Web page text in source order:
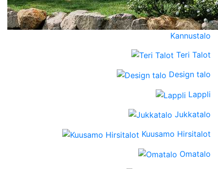
Kannustalo
Teri Talot
Design talo
Lappli
Jukkatalo
Kuusamo Hirsitalot
Omatalo